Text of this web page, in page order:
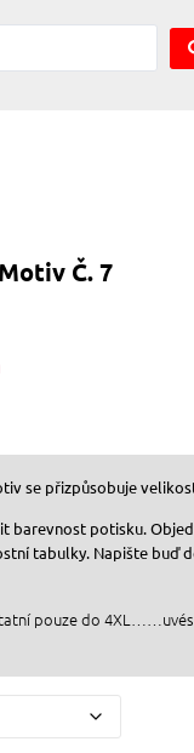
Č. 7
se přizpůsobuje
barevnost potisku.
tabulky. Napište buď
pouze do